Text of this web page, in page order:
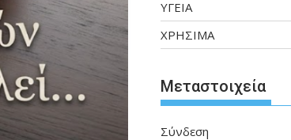
ΥΓΕΙΑ
ΧΡΗΣΙΜΑ
Μεταστοιχεία
Σύνδεση